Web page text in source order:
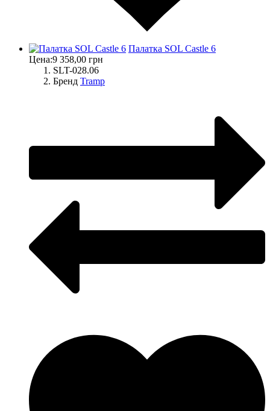
Палатка SOL Castle 6
Цена:9 358,00 грн
SLT-028.06
Бренд Tramp